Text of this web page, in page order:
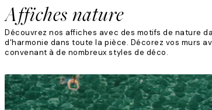
Affiches nature
Découvrez nos affiches avec des motifs de nature
d'harmonie dans toute la pièce. Décorez vos murs
convenant à de nombreux styles de déco.
Lire la suite